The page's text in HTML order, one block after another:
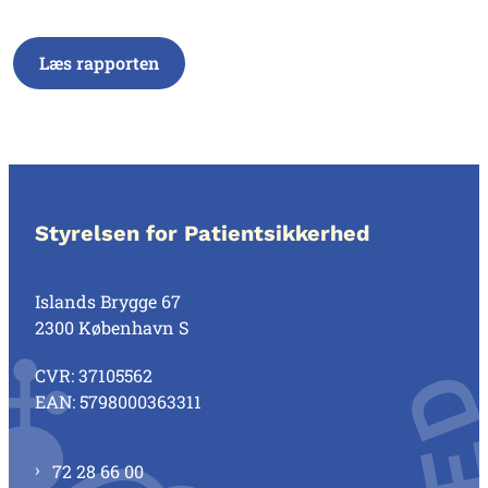
Læs rapporten
Styrelsen for Patientsikkerhed
Islands Brygge 67
2300 København S
CVR: 37105562
EAN: 5798000363311
72 28 66 00